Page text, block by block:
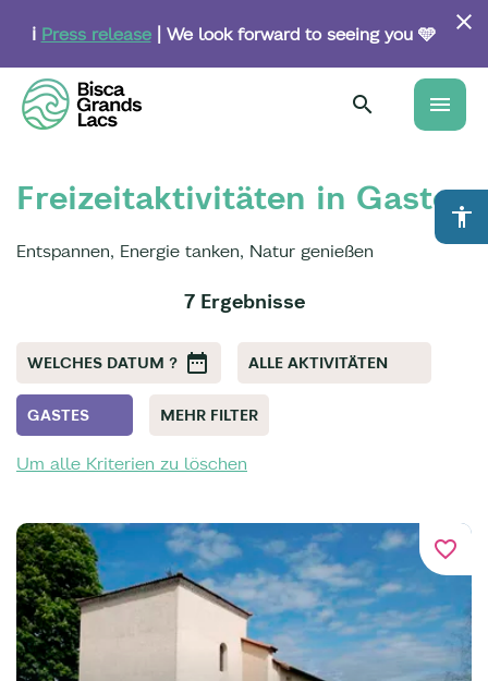
content
ℹ️ Press release| We look forward to seeing you 🩵
menu
accessibility
Freizeitaktivitäten in Gastes
Entspannen, Energie tanken, Natur genießen
7 Ergebnisse
WELCHES DATUM ? ALLE AKTIVITÄTEN
GASTES MEHR FILTER
Um alle Kriterien zu löschen
favorite_border